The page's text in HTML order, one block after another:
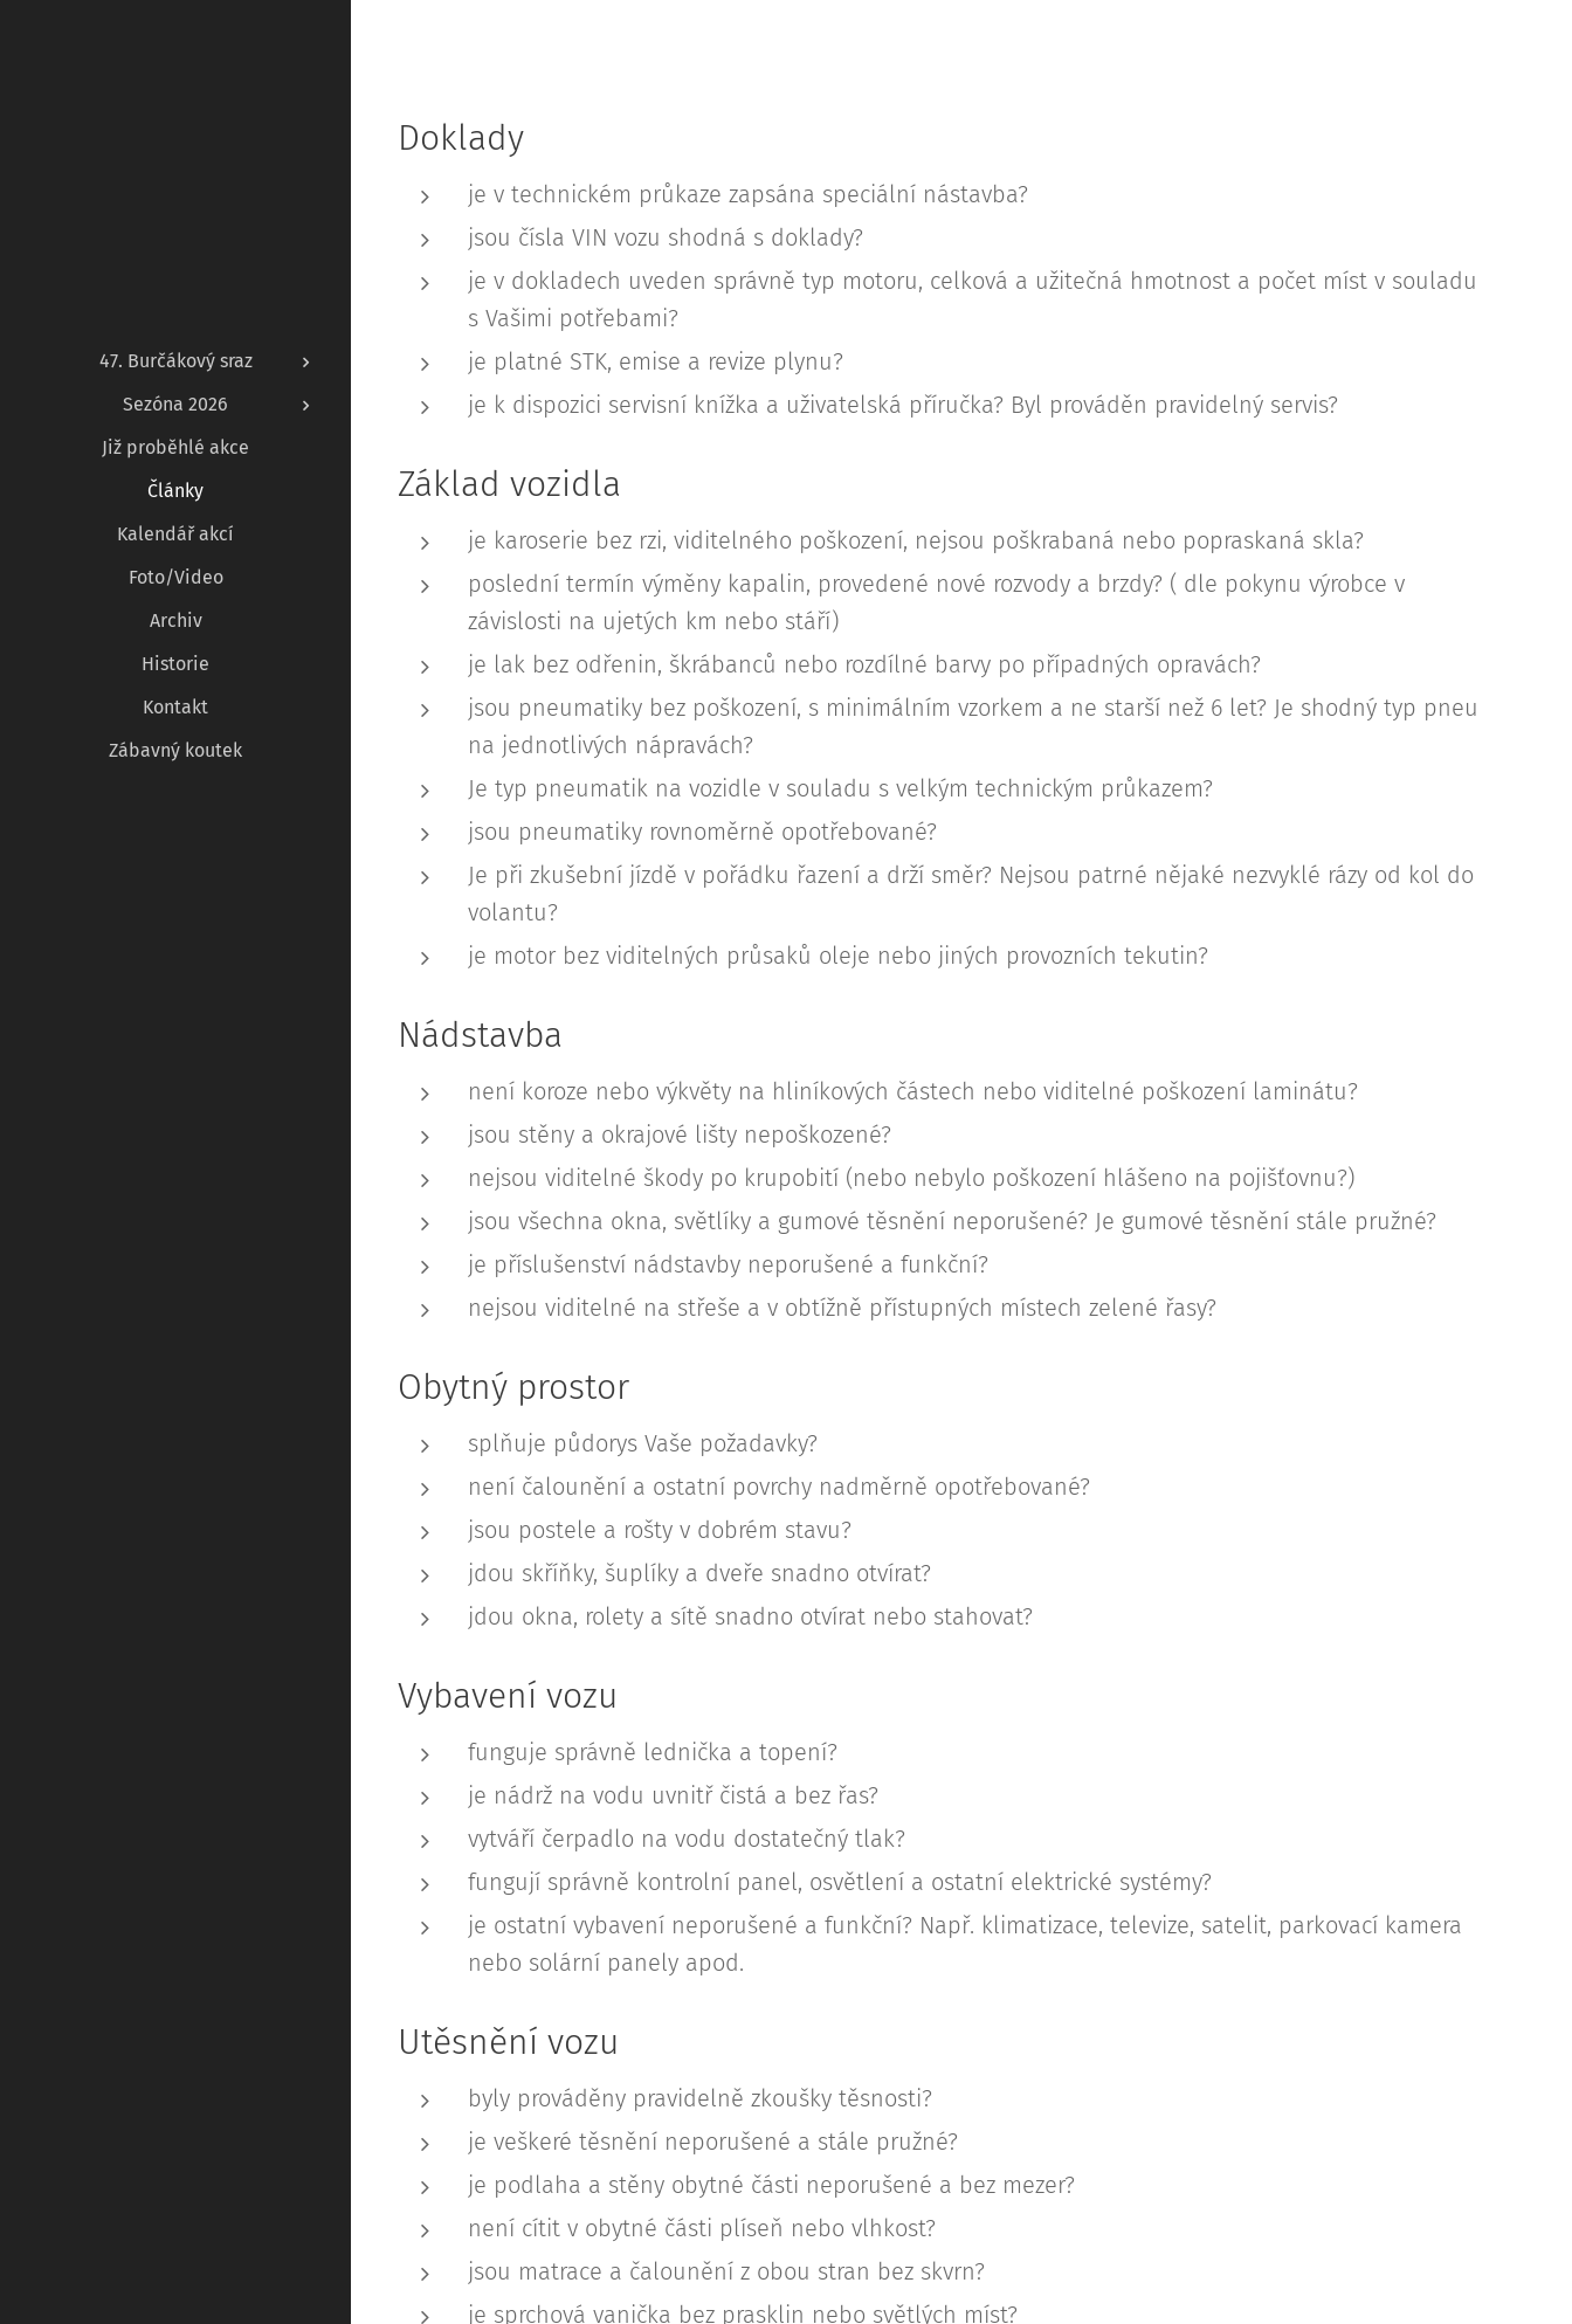
47. Burčákový sraz
Sezóna 2026
Již proběhlé akce
Články
Kalendář akcí
Foto/Video
Archiv
Historie
Kontakt
Zábavný koutek
Doklady
je v technickém průkaze zapsána speciální nástavba?
jsou čísla VIN vozu shodná s doklady?
je v dokladech uveden správně typ motoru, celková a užitečná hmotnost a počet míst v souladu
s Vašimi potřebami?
je platné STK, emise a revize plynu?
je k dispozici servisní knížka a uživatelská příručka? Byl prováděn pravidelný servis?
Základ vozidla
je karoserie bez rzi, viditelného poškození, nejsou poškrabaná nebo popraskaná skla?
poslední termín výměny kapalin, provedené nové rozvody a brzdy? ( dle pokynu výrobce v
závislosti na ujetých km nebo stáří)
je lak bez odřenin, škrábanců nebo rozdílné barvy po případných opravách?
jsou pneumatiky bez poškození, s minimálním vzorkem a ne starší než 6 let? Je shodný typ pneu
na jednotlivých nápravách?
Je typ pneumatik na vozidle v souladu s velkým technickým průkazem?
jsou pneumatiky rovnoměrně opotřebované?
Je při zkušební jízdě v pořádku řazení a drží směr? Nejsou patrné nějaké nezvyklé rázy od kol do
volantu?
je motor bez viditelných průsaků oleje nebo jiných provozních tekutin?
Nádstavba
není koroze nebo výkvěty na hliníkových částech nebo viditelné poškození laminátu?
jsou stěny a okrajové lišty nepoškozené?
nejsou viditelné škody po krupobití (nebo nebylo poškození hlášeno na pojišťovnu?)
jsou všechna okna, světlíky a gumové těsnění neporušené? Je gumové těsnění stále pružné?
je příslušenství nádstavby neporušené a funkční?
nejsou viditelné na střeše a v obtížně přístupných místech zelené řasy?
Obytný prostor
splňuje půdorys Vaše požadavky?
není čalounění a ostatní povrchy nadměrně opotřebované?
jsou postele a rošty v dobrém stavu?
jdou skříňky, šuplíky a dveře snadno otvírat?
jdou okna, rolety a sítě snadno otvírat nebo stahovat?
Vybavení vozu
funguje správně lednička a topení?
je nádrž na vodu uvnitř čistá a bez řas?
vytváří čerpadlo na vodu dostatečný tlak?
fungují správně kontrolní panel, osvětlení a ostatní elektrické systémy?
je ostatní vybavení neporušené a funkční? Např. klimatizace, televize, satelit, parkovací kamera
nebo solární panely apod.
Utěsnění vozu
byly prováděny pravidelně zkoušky těsnosti?
je veškeré těsnění neporušené a stále pružné?
je podlaha a stěny obytné části neporušené a bez mezer?
není cítit v obytné části plíseň nebo vlhkost?
jsou matrace a čalounění z obou stran bez skvrn?
je sprchová vanička bez prasklin nebo světlých míst?